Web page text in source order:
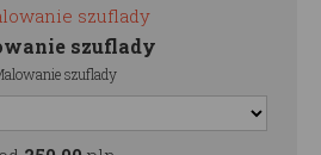
szuflady
szuflady